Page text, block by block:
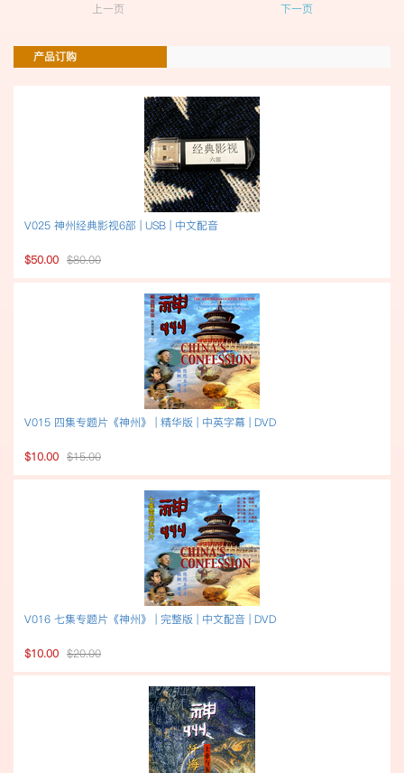
上一页 下一页
产品订购
V025 神州经典影视6部 | USB | 中文配音
$50.00 $80.00
V015 四集专题片《神州》 | 精华版 | 中英字幕 | DVD
$10.00 $15.00
V016 七集专题片《神州》 | 完整版 | 中文配音 | DVD
$10.00 $20.00